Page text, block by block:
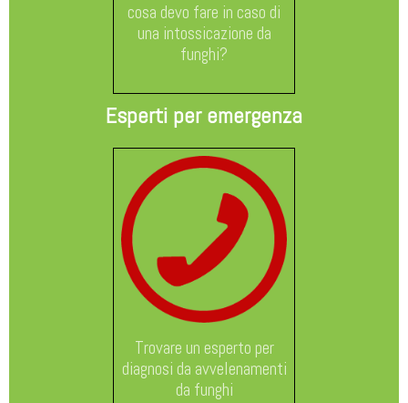
cosa devo fare in caso di
una intossicazione da
funghi?
Esperti per emergenza
Trovare un esperto per
diagnosi da avvelenamenti
da funghi